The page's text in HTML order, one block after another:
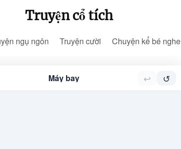
Truyện cổ tích
ngụ ngôn Truyện cười Chuyện kể bé nghe
Máy bay ↩ ↺